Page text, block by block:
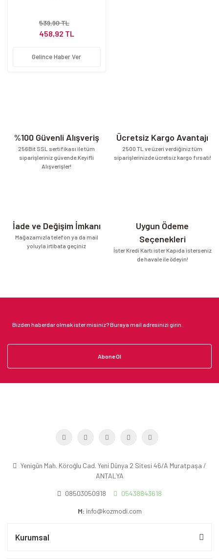
539,90 TL
458,92 TL
Gelince Haber Ver
%100 Güvenli Alışveriş
256Bit SSL sertifikası ile tüm
siparişleriniz güvende.Keyifli
Alışverişler!
Ücretsiz Kargo Avantajı
2500 TL ve üzeri verdiğiniz tüm
siparişlerinizde ücretsiz kargo fırsatı!
İade ve Değişim İmkanı
Mağazamızla telefon ya da mail
yoluyla irtibata geçiniz
Uygun Ödeme
Seçenekleri
İster Kredi Kartı ister Kapıda isterseniz
de havale ile ödeyin!
Abone Ol
Yenigün Mah. Köroğlu Cad. Yeni Dünya 2 Sitesi 46/A Muratpaşa /
ANTALYA
08503050918 05438843618
M: info@kozmodi.com
Kurumsal